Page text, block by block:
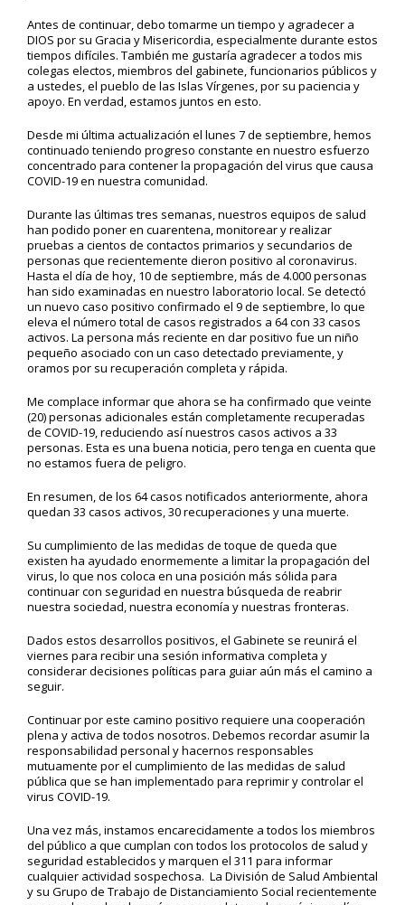
Antes de continuar, debo tomarme un tiempo y agradecer a
DIOS por su Gracia y Misericordia, especialmente durante estos
tiempos difíciles. También me gustaría agradecer a todos mis
colegas electos, miembros del gabinete, funcionarios públicos y
a ustedes, el pueblo de las Islas Vírgenes, por su paciencia y
apoyo. En verdad, estamos juntos en esto.
Desde mi última actualización el lunes 7 de septiembre, hemos
continuado teniendo progreso constante en nuestro esfuerzo
concentrado para contener la propagación del virus que causa
COVID-19 en nuestra comunidad.
Durante las últimas tres semanas, nuestros equipos de salud
han podido poner en cuarentena, monitorear y realizar
pruebas a cientos de contactos primarios y secundarios de
personas que recientemente dieron positivo al coronavirus.
Hasta el día de hoy, 10 de septiembre, más de 4.000 personas
han sido examinadas en nuestro laboratorio local. Se detectó
un nuevo caso positivo confirmado el 9 de septiembre, lo que
eleva el número total de casos registrados a 64 con 33 casos
activos. La persona más reciente en dar positivo fue un niño
pequeño asociado con un caso detectado previamente, y
oramos por su recuperación completa y rápida.
Me complace informar que ahora se ha confirmado que veinte
(20) personas adicionales están completamente recuperadas
de COVID-19, reduciendo así nuestros casos activos a 33
personas. Esta es una buena noticia, pero tenga en cuenta que
no estamos fuera de peligro.
En resumen, de los 64 casos notificados anteriormente, ahora
quedan 33 casos activos, 30 recuperaciones y una muerte.
Su cumplimiento de las medidas de toque de queda que
existen ha ayudado enormemente a limitar la propagación del
virus, lo que nos coloca en una posición más sólida para
continuar con seguridad en nuestra búsqueda de reabrir
nuestra sociedad, nuestra economía y nuestras fronteras.
Dados estos desarrollos positivos, el Gabinete se reunirá el
viernes para recibir una sesión informativa completa y
considerar decisiones políticas para guiar aún más el camino a
seguir.
Continuar por este camino positivo requiere una cooperación
plena y activa de todos nosotros. Debemos recordar asumir la
responsabilidad personal y hacernos responsables
mutuamente por el cumplimiento de las medidas de salud
pública que se han implementado para reprimir y controlar el
virus COVID-19.
Una vez más, instamos encarecidamente a todos los miembros
del público a que cumplan con todos los protocolos de salud y
seguridad establecidos y marquen el 311 para informar
cualquier actividad sospechosa. La División de Salud Ambiental
y su Grupo de Trabajo de Distanciamiento Social recientemente